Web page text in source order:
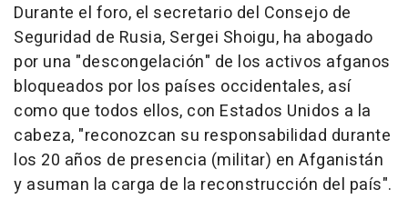
Durante el foro, el secretario del Consejo de
Seguridad de Rusia, Sergei Shoigu, ha abogado
por una "descongelación" de los activos afganos
bloqueados por los países occidentales, así
como que todos ellos, con Estados Unidos a la
cabeza, "reconozcan su responsabilidad durante
los 20 años de presencia (militar) en Afganistán
y asuman la carga de la reconstrucción del país".